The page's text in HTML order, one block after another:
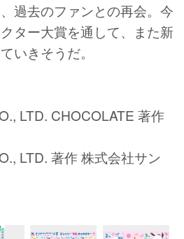
過去のファンとの再会。今
ター大賞を通して、また新
いきそうだ。
LTD. CHOCOLATE 著作
LTD. 著作 株式会社サン